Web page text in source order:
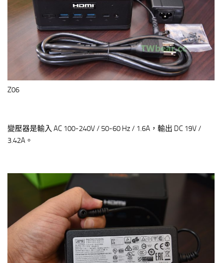
Z06
變壓器是輸入 AC 100-240V / 50-60 Hz / 1.6A，輸出 DC 19V /
3.42A。